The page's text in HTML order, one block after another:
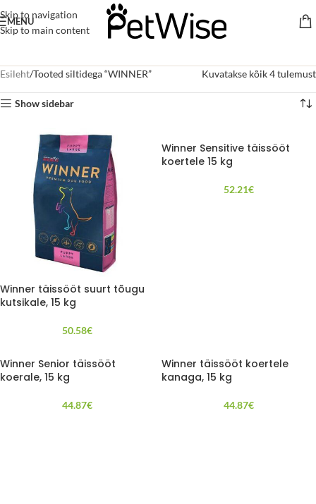
Skip to navigation
Skip to main content
MENU
Esileht Tooted siltidega “WINNER” Kuvatakse kõik 4 tulemust
Show sidebar
Winner täissööt suurt tõugu
kutsikale, 15 kg
50.58€
Winner Sensitive täissööt
koertele 15 kg
52.21€
Winner Senior täissööt
koerale, 15 kg
44.87€
Winner täissööt koertele
kanaga, 15 kg
44.87€